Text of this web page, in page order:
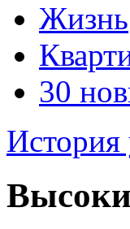
Жизнь
30
История